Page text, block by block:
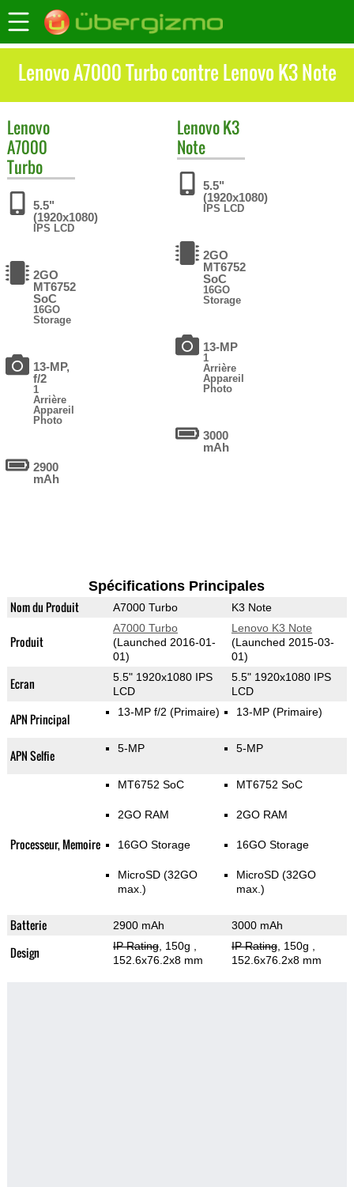
Lenovo A7000 Turbo contre Lenovo K3 Note
Lenovo
A7000
Turbo
5.5"
(1920x1080)
IPS LCD
2GO
MT6752
SoC
16GO
Storage
13-MP,
f/2
1
Arrière
Appareil
Photo
2900
mAh
LenovoK3
Note
5.5"
(1920x1080)
IPS LCD
2GO
MT6752
SoC
16GO
Storage
13-MP
1
Arrière
Appareil
Photo
3000
mAh
Spécifications Principales
Nom du Produit A7000 Turbo K3 Note
Produit
A7000 Turbo
(Launched 2016-01-
01)
Lenovo K3 Note
(Launched 2015-03-
01)
Ecran
5.5" 1920x1080 IPS
LCD
5.5" 1920x1080 IPS
LCD
APN Principal 13-MP f/2 (Primaire) 13-MP (Primaire)
APN Selfie 5-MP 5-MP
Processeur, Memoire
MT6752 SoC
2GO RAM
16GO Storage
MicroSD (32GO
max.)
MT6752 SoC
2GO RAM
16GO Storage
MicroSD (32GO
max.)
Batterie 2900 mAh 3000 mAh
Design IP Rating, 150g
152.6x76.2x8 mm
IP Rating, 150g
152.6x76.2x8 mm